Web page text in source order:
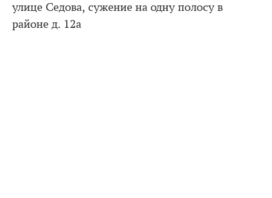
улице Седова, сужение на одну полосу в
районе д. 12а